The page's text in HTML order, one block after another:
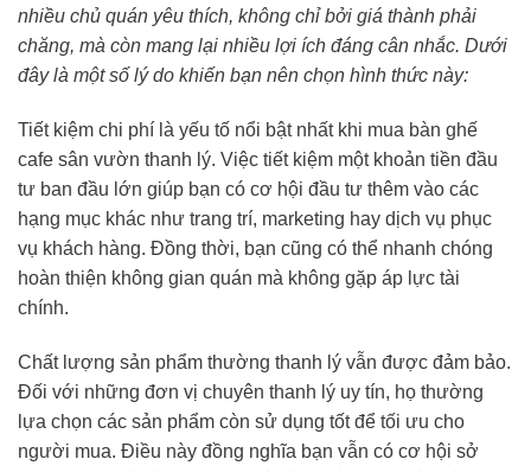
nhiều chủ quán yêu thích, không chỉ bởi giá thành phải
chăng, mà còn mang lại nhiều lợi ích đáng cân nhắc. Dưới
đây là một số lý do khiến bạn nên chọn hình thức này:
Tiết kiệm chi phí là yếu tố nổi bật nhất khi mua bàn ghế
cafe sân vườn thanh lý. Việc tiết kiệm một khoản tiền đầu
tư ban đầu lớn giúp bạn có cơ hội đầu tư thêm vào các
hạng mục khác như trang trí, marketing hay dịch vụ phục
vụ khách hàng. Đồng thời, bạn cũng có thể nhanh chóng
hoàn thiện không gian quán mà không gặp áp lực tài
chính.
Chất lượng sản phẩm thường thanh lý vẫn được đảm bảo.
Đối với những đơn vị chuyên thanh lý uy tín, họ thường
lựa chọn các sản phẩm còn sử dụng tốt để tối ưu cho
người mua. Điều này đồng nghĩa bạn vẫn có cơ hội sở